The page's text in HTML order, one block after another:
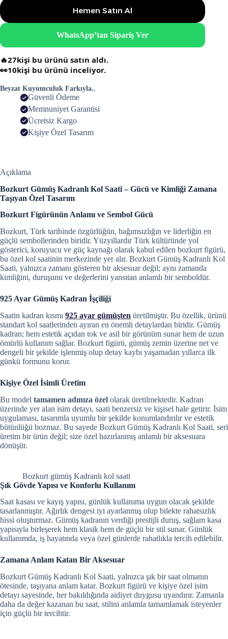
Hemen Satın Al
WhatsApp’tan Sipariş Ver
🔥27kişi bu ürünü satın aldı.
👀10kişi bu ürünü inceliyor.
Beyzat Kuyumculuk Farkıyla..
Güvenli Ödeme
Memnuniyet Garantisi
Ücretsiz Kargo
Kişiye Özel Tasarım
Açıklama
Bozkurt Gümüş Kadranlı Kol Saati – Gücü ve Kimliği Zamana
Taşıyan Özel Tasarım
Bozkurt Figürünün Anlamı ve Sembol Gücü
Bozkurt, Türk tarihinde özgürlüğün, bağımsızlığın ve liderliğin en
güçlü sembollerinden biridir. Yüzyıllardır Türk kültüründe yol
gösterici, koruyucu ve güç kaynağı olarak kabul edilen bozkurt figürü,
bu özel kol saatinin merkezinde yer alır. Bozkurt Gümüş Kadranlı Kol
Saati, yalnızca zamanı gösteren bir aksesuar değil; aynı zamanda
kimliğini, duruşunu ve değerlerini yansıtan anlamlı bir semboldür.
925 Ayar Gümüş Kadran İşçiliği
Saatin kadran kısmı 925 ayar gümüşten üretilmiştir. Bu özellik, ürünü
standart kol saatlerinden ayıran en önemli detaylardan biridir. Gümüş
kadran; hem estetik açıdan tok ve asil bir görünüm sunar hem de uzun
ömürlü kullanım sağlar. Bozkurt figürü, gümüş zemin üzerine net ve
dengeli bir şekilde işlenmiş olup detay kaybı yaşamadan yıllarca ilk
günkü formunu korur.
Kişiye Özel İsimli Üretim
Bu model tamamen adınıza özel olarak üretilmektedir. Kadran
üzerinde yer alan isim detayı, saati benzersiz ve kişisel hale getirir. İsim
uygulaması, tasarımla uyumlu bir şekilde konumlandırılır ve estetik
bütünlüğü bozmaz. Bu sayede Bozkurt Gümüş Kadranlı Kol Saati, seri
üretim bir ürün değil; size özel hazırlanmış anlamlı bir aksesuara
dönüşür.
Bozkurt gümüş Kadranlı kol saati
Şık Gövde Yapısı ve Konforlu Kullanım
Saat kasası ve kayış yapısı, günlük kullanıma uygun olacak şekilde
tasarlanmıştır. Ağırlık dengesi iyi ayarlanmış olup bilekte rahatsızlık
hissi oluşturmaz. Gümüş kadranın verdiği prestijli duruş, sağlam kasa
yapısıyla birleşerek hem klasik hem de güçlü bir stil sunar. Günlük
kullanımda, iş hayatında veya özel günlerde rahatlıkla tercih edilebilir.
Zamana Anlam Katan Bir Aksesuar
Bozkurt Gümüş Kadranlı Kol Saati, yalnızca şık bir saat olmanın
ötesinde, taşıyana anlam katar. Bozkurt figürü ve kişiye özel isim
detayı sayesinde, her bakıldığında aidiyet duygusu uyandırır. Zamanla
daha da değer kazanan bu saat, stilini anlamla tamamlamak isteyenler
için güçlü bir tercihtir.